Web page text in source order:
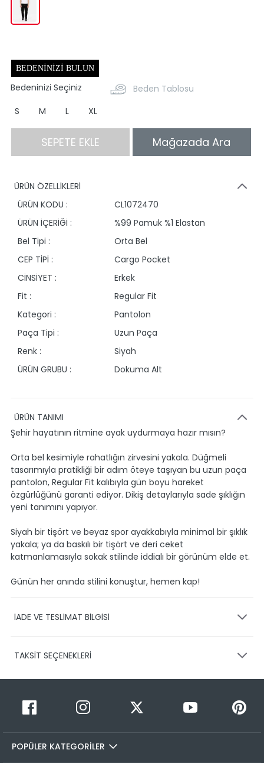
BEDENINIZI BULUN
Bedeninizi Seçiniz
Beden Tablosu
S
M L XL
SEPETE EKLE Mağazada Ara
ÜRÜN ÖZELLİKLERİ
ÜRÜN KODU :
CL1072470
ÜRÜN İÇERİĞİ :
%99 Pamuk %1 Elastan
Bel Tipi :
Orta Bel
CEP TİPİ :
Cargo Pocket
CİNSİYET :
Erkek
Fit :
Regular Fit
Kategori :
Pantolon
Paça Tipi :
Uzun Paça
Renk :
Siyah
ÜRÜN GRUBU :
Dokuma Alt
ÜRÜN TANIMI
Şehir hayatının ritmine ayak uydurmaya hazır mısın?
Orta bel kesimiyle rahatlığın zirvesini yakala. Düğmeli
tasarımıyla pratikliği bir adım öteye taşıyan bu uzun paça
pantolon, Regular Fit kalıbıyla gün boyu hareket
özgürlüğünü garanti ediyor. Dikiş detaylarıyla sade şıklığın
yeni tanımını yapıyor.
Siyah bir tişört ve beyaz spor ayakkabıyla minimal bir şıklık
yakala; ya da baskılı bir tişört ve deri ceket
katmanlamasıyla sokak stilinde iddialı bir görünüm elde et.
Günün her anında stilini konuştur, hemen kap!
İADE VE TESLİMAT BİLGİSİ
Ürünlerinizin gönderimini anlaşmalı olduğumuz PTT,
1-3 iş günü içerisinde kargoya teslim edilir.
Siparişimin kargo takibini nasıl yapabilirim?
Hesabım/Siparişlerim paneli üzerinden ilgili siparişinize ait
TAKSİT SEÇENEKLERİ
Taksit Sayısı Taksit Miktarı
Taksitli Tutar
Toplam
799,99 TL
2
400,00 TL
POPÜLER KATEGORİLER